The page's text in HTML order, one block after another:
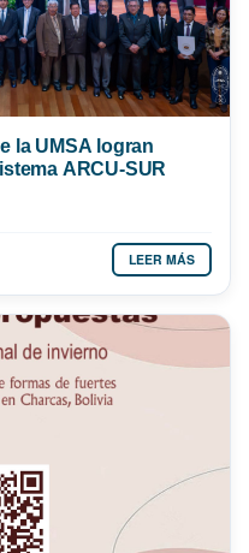
la UMSA logran
ARCU-SUR
LEER MÁS